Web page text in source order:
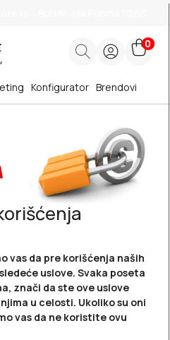
0
Brendovi
Konfigurator
vas da pre korišćenja naših
uslove. Svaka poseta
znači da ste ove uslove
u celosti. Ukoliko su oni
vas da ne koristite ovu